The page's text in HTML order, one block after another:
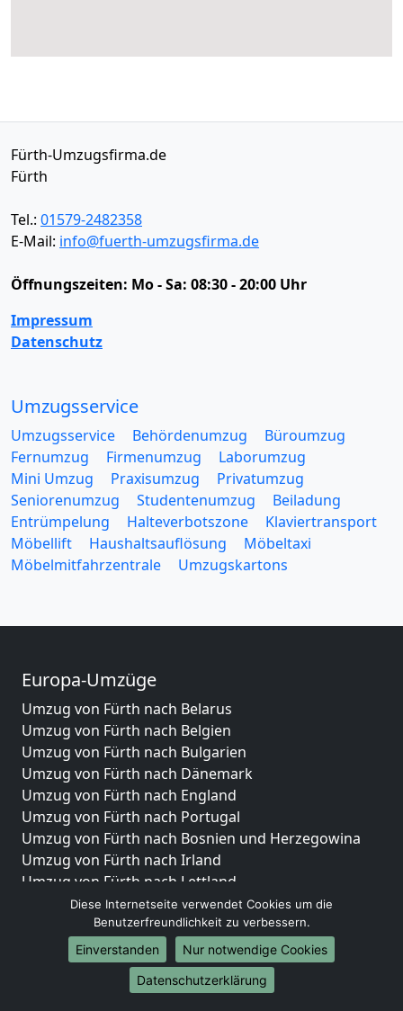
Fürth-Umzugsfirma.de
Fürth
Tel.: 01579-2482358
E-Mail: info@fuerth-umzugsfirma.de
Öffnungszeiten: Mo - Sa: 08:30 - 20:00 Uhr
Impressum
Datenschutz
Umzugsservice
Umzugsservice Behördenumzug
Büroumzug
Fernumzug
Firmenumzug
Laborumzug
Mini Umzug
Praxisumzug
Privatumzug
Seniorenumzug
Studentenumzug
Beiladung
Entrümpelung
Halteverbotszone
Klaviertransport
Möbellift
Haushaltsauflösung
Möbeltaxi
Möbelmitfahrzentrale
Umzugskartons
Europa-Umzüge
Umzug von Fürth nach Belarus
Umzug von Fürth nach Belgien
Umzug von Fürth nach Bulgarien
Umzug von Fürth nach Dänemark
Umzug von Fürth nach England
Umzug von Fürth nach Portugal
Umzug von Fürth nach Bosnien und Herzegowina
Umzug von Fürth nach Irland
Umzug von Fürth nach Lettland
Umzug von Fürth nach Zypern
Umzug von Fürth nach Kroatien
Umzug von Fürth nach Estland
Umzug von Fürth nach Finnland
Umzug von Fürth nach Frankreich
Diese Internetseite verwendet Cookies um die
Benutzerfreundlichkeit zu verbessern.
Einverstanden
Nur notwendige Cookies
Datenschutzerklärung